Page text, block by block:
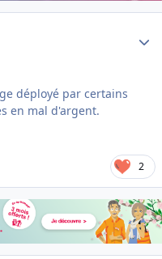
déployé par certains
en mal d'argent.
2